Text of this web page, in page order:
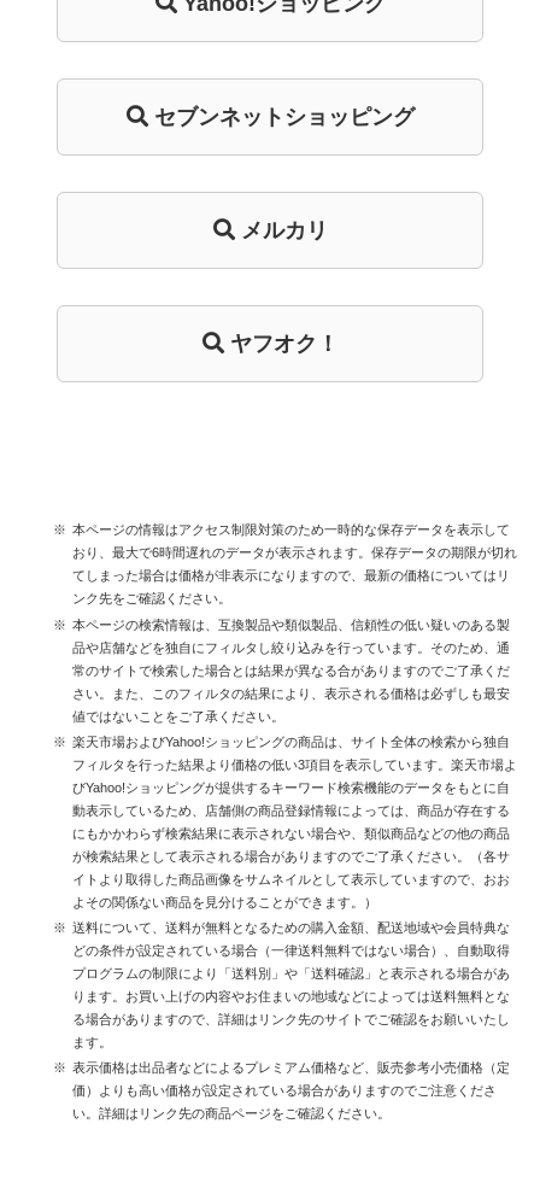
セブンネットショッピング
メルカリ
ヤフオク！
本ページの情報はアクセス制限対策のため一時的な保存データを表示して
おり、最大で6時間遅れのデータが表示されます。保存データの期限が切れ
てしまった場合は価格が非表示になりますので、最新の価格についてはリ
ンク先をご確認ください。
本ページの検索情報は、互換製品や類似製品、信頼性の低い疑いのある製
品や店舗などを独自にフィルタし絞り込みを行っています。そのため、通
常のサイトで検索した場合とは結果が異なる合がありますのでご了承くだ
さい。また、このフィルタの結果により、表示される価格は必ずしも最安
値ではないことをご了承ください。
楽天市場およびYahoo!ショッピングの商品は、サイト全体の検索から独自
フィルタを行った結果より価格の低い3項目を表示しています。楽天市場よ
びYahoo!ショッピングが提供するキーワード検索機能のデータをもとに自
動表示しているため、店舗側の商品登録情報によっては、商品が存在する
にもかかわらず検索結果に表示されない場合や、類似商品などの他の商品
が検索結果として表示される場合がありますのでご了承ください。（各サ
イトより取得した商品画像をサムネイルとして表示していますので、おお
よその関係ない商品を見分けることができます。）
送料について、送料が無料となるための購入金額、配送地域や会員特典な
どの条件が設定されている場合（一律送料無料ではない場合）、自動取得
プログラムの制限により「送料別」や「送料確認」と表示される場合があ
ります。お買い上げの内容やお住まいの地域などによっては送料無料とな
る場合がありますので、詳細はリンク先のサイトでご確認をお願いいたし
ます。
表示価格は出品者などによるプレミアム価格など、販売参考小売価格（定
価）よりも高い価格が設定されている場合がありますのでご注意くださ
い。詳細はリンク先の商品ページをご確認ください。